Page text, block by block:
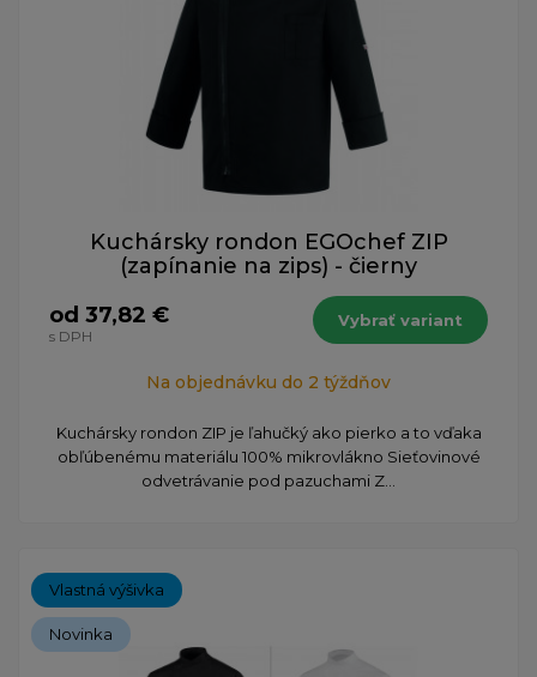
Kuchársky rondon EGOchef ZIP
(zapínanie na zips) - čierny
od 37,82 €
s DPH
Vybrať variant
Na objednávku do 2 týždňov
​Kuchársky rondon ZIP je ľahučký ako pierko a to vďaka
obľúbenému materiálu 100% mikrovlákno Sieťovinové
odvetrávanie pod pazuchami Z...
Vlastná výšivka
Novinka